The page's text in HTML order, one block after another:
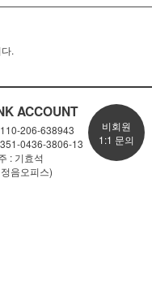
.
ACCOUNT
206-638943
0436-3806-13
: 기효석
음오피스)
비회원
1:1 문의